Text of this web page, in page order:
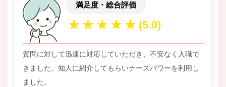
満足度・総合評価
質問に対して迅速に対応していただき、不安なく入職で
きました。知人に紹介してもらいナースパワーを利用し
ました。